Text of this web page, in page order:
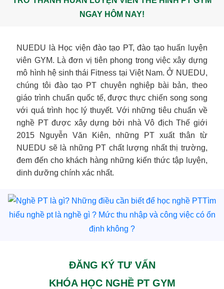
NGAY HÔM NAY!
NUEDU là Học viện đào tạo PT, đào tạo huấn luyện
viên GYM. Là đơn vị tiên phong trong việc xây dựng
mô hình hệ sinh thái Fitness tại Việt Nam. Ở NUEDU,
chúng tôi đào tạo PT chuyên nghiệp bài bản, theo
giáo trình chuẩn quốc tế, được thực chiến song song
với quá trình học lý thuyết. Với những tiêu chuẩn về
nghề PT được xây dựng bởi nhà Vô địch Thế giới
2015 Nguyễn Văn Kiên, những PT xuất thân từ
NUEDU sẽ là những PT chất lượng nhất thị trường,
đem đến cho khách hàng những kiến thức tập luyện,
dinh dưỡng chính xác nhất.
Tìm
hiểu nghề pt là nghề gì ? Mức thu nhập và công việc có ổn
định không ?
ĐĂNG KÝ TƯ VẤN
KHÓA HỌC NGHỀ PT GYM